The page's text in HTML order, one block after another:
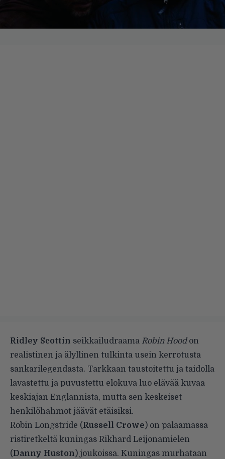
Ridley Scottin seikkailudraama Robin Hoodon
realistinen ja älyllinen tulkinta usein kerrotusta
sankarilegendasta. Tarkkaan taustoitettu ja taidolla
lavastettu ja puvustettu elokuva luo elävää kuvaa
keskiajan Englannista, mutta sen keskeiset
henkilöhahmot jäävät etäisiksi.
Robin Longstride (Russell Crowe) on palaamassa
ristiretkeltä kuningas Rikhard Leijonamielen
(Danny Huston) joukoissa. Kuningas murhataan